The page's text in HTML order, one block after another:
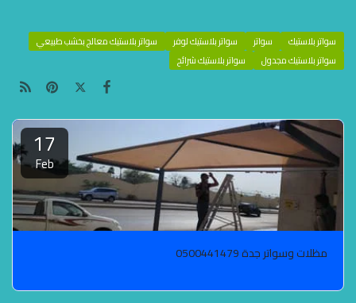
سواتر بلاستيك سواتر سواتر بلاستيك لوفر
سواتر بلاستيك معالج بخشب طبيعي
سواتر بلاستيك مجدول
سواتر بلاستيك شرائح
17
Feb
مظلات وسواتر جدة 0500441479